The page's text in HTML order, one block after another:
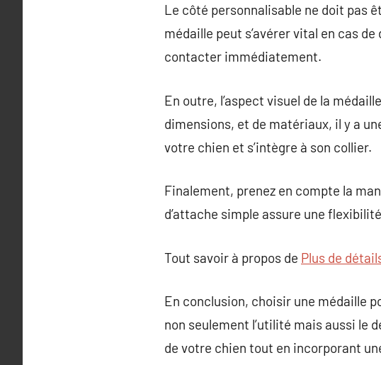
Le côté personnalisable ne doit pas
médaille peut s’avérer vital en cas
contacter immédiatement.
En outre, l’aspect visuel de la
dimensions, et de matériaux, il y a
votre chien et s’intègre à son collier.
Finalement, prenez en compte la
d’attache simple assure une
Tout savoir à propos de Plus de
En conclusion, choisir une médaille
non seulement l’utilité mais aussi le
de votre chien tout en incorporant